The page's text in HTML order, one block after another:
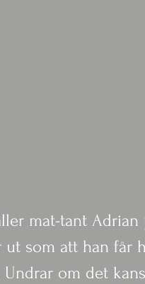
mat-tant
ut som att han får
Undrar om det